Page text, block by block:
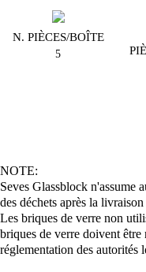
N. PIÈCES/BOÎTE
5
NOTE:
Seves Glassblock n'assume
des déchets après la
Les briques de verre non
briques de verre doivent
réglementation des autorités